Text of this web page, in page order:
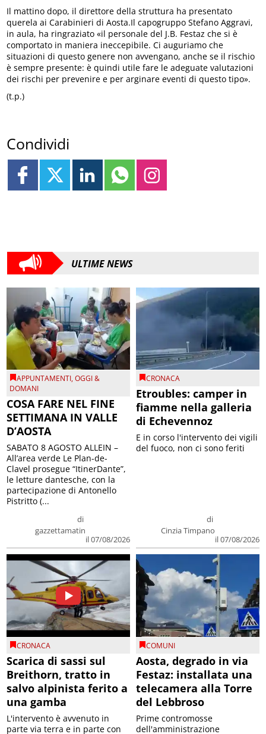
Il mattino dopo, il direttore della struttura ha presentato
querela ai Carabinieri di Aosta.Il capogruppo Stefano Aggravi,
in aula, ha ringraziato «il personale del J.B. Festaz che si è
comportato in maniera ineccepibile. Ci auguriamo che
situazioni di questo genere non avvengano, anche se il rischio
è sempre presente: è quindi utile fare le adeguate valutazioni
dei rischi per prevenire e per arginare eventi di questo tipo».
(t.p.)
Condividi
ULTIME NEWS
APPUNTAMENTI,OGGI &
DOMANI
COSA FARE NEL FINE
SETTIMANA IN VALLE
D’AOSTA
di
gazzettamatin
il 07/08/2026
SABATO 8 AGOSTO ALLEIN –
All’area verde Le Plan-de-
Clavel prosegue “ItinerDante”,
le letture dantesche, con la
partecipazione di Antonello
Pistritto (...
CRONACA
Etroubles: camper in
fiamme nella galleria
di Echevennoz
di
Cinzia Timpano
il 07/08/2026
E in corso l'intervento dei vigili
del fuoco, non ci sono feriti
CRONACA
Scarica di sassi sul
Breithorn, tratto in
salvo alpinista ferito a
una gamba
L'intervento è avvenuto in
parte via terra e in parte con
COMUNI
Aosta, degrado in via
Festaz: installata una
telecamera alla Torre
del Lebbroso
Prime contromosse
dell'amministrazione